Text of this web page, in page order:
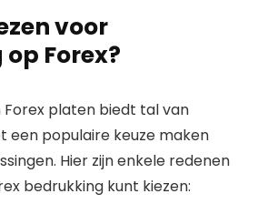
voor
Forex?
platen biedt tal van
een populaire keuze maken
Hier zijn enkele redenen
bedrukking kunt kiezen: